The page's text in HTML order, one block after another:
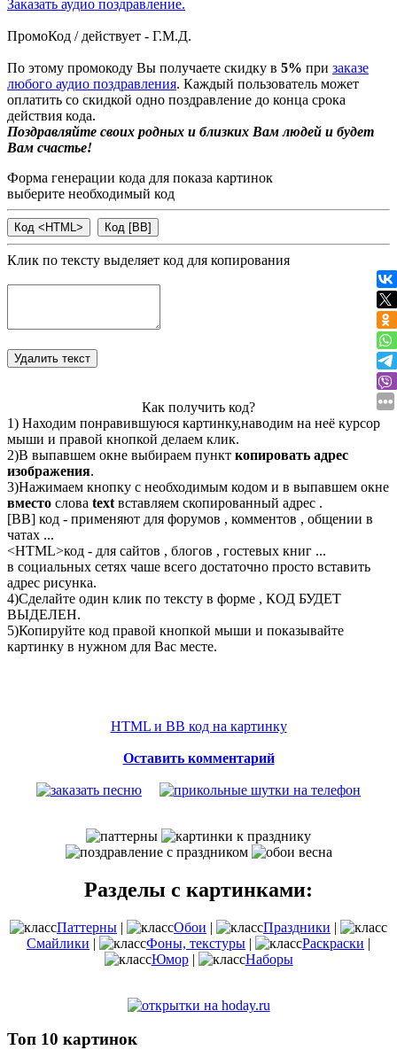
Заказать аудио поздравление.
ПромоКод / действует - Г.М.Д.
По этому промокоду Вы получаете скидку в 5% при заказе
любого аудио поздравления. Каждый пользователь может
оплатить со скидкой одно поздравление до конца срока
действия кода.
Поздравляйте своих родных и близких Вам людей и будет
Вам счастье!
Форма генерации кода для показа картинок
выберите необходимый код
Клик по тексту выделяет код для копирования
Как получить код?
1) Находим понравившуюся картинку,наводим на неё курсор
мыши и правой кнопкой делаем клик.
2)В выпавшем окне выбираем пункт копировать адрес
изображения.
3)Нажимаем кнопку с необходимым кодом и в выпавшем окне
вместо слова text вставляем скопированный адрес .
[BB] код - применяют для форумов , комментов , общении в
чатах ...
<HTML>код - для сайтов , блогов , гостевых книг ...
в социальных сетях чаше всего достаточно просто вставить
адрес рисунка.
4)Сделайте один клик по тексту в форме , КОД БУДЕТ
ВЫДЕЛЕН.
5)Копируйте код правой кнопкой мыши и показывайте
картинку в нужном для Вас месте.
HTML и BB код на картинку
Оставить комментарий
Разделы с картинками:
Паттерны | Обои | Праздники |
Смайлики | Фоны, текстуры | Раскраски |
Юмор| Наборы
Топ 10 картинок